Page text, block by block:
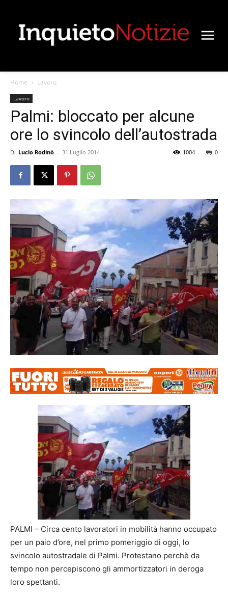
Home Lavoro
Lavoro
Palmi: bloccato per alcune
ore lo svincolo dell’autostrada
Di Lucio Rodinò - 31 Luglio 2014 0
1004
PALMI – Circa cento lavoratori in mobilità hanno occupato
per un paio d’ore, nel primo pomeriggio di oggi, lo
svincolo autostradale di Palmi. Protestano perchè da
tempo non percepiscono gli ammortizzatori in deroga
loro spettanti.